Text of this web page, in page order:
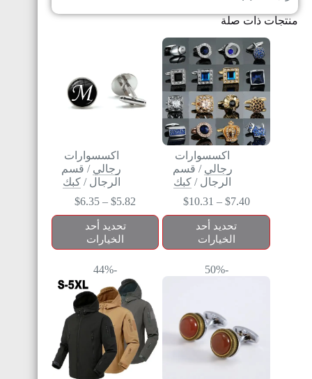
منتجات ذات صلة
اكسسوارات
رجالي / قسم
الرجال / كبك
$7.40
–
$10.31
تحديد أحد
الخيارات
اكسسوارات
رجالي / قسم
الرجال /كبك
$5.82
–
$6.35
تحديد أحد
الخيارات
-50%
-44%